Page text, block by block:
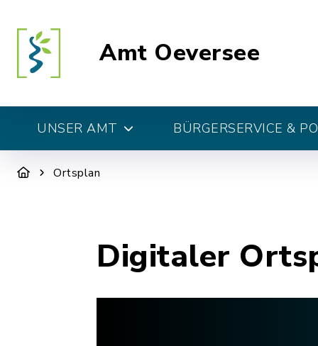
Amt Oeversee
UNSER AMT BÜRGERSERVICE &
Ortsplan
Digitaler